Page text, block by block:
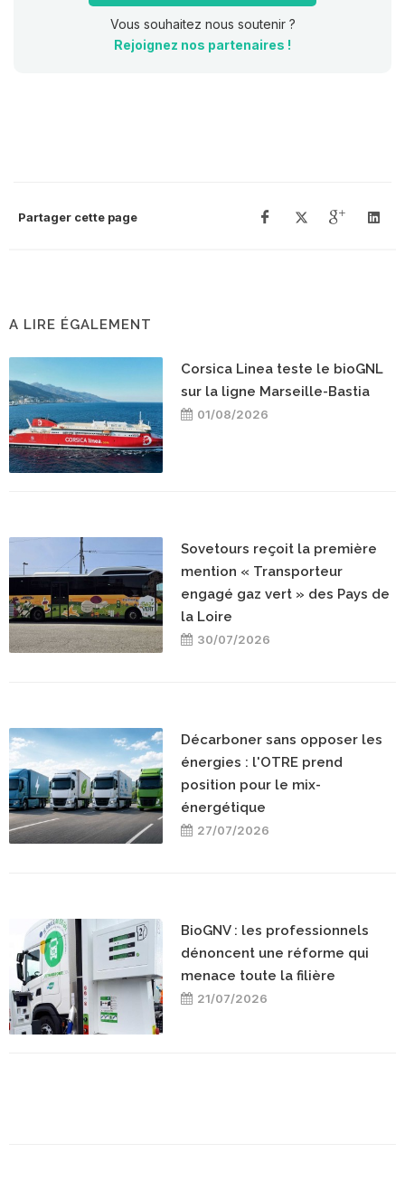
Vous souhaitez nous soutenir ?
Rejoignez nos partenaires !
Partager cette page
A LIRE ÉGALEMENT
Corsica Linea teste le bioGNL
sur la ligne Marseille-Bastia
01/08/2026
Sovetours reçoit la première
mention « Transporteur
engagé gaz vert » des Pays de
la Loire
30/07/2026
Décarboner sans opposer les
énergies : l'OTRE prend
position pour le mix-
énergétique
27/07/2026
BioGNV : les professionnels
dénoncent une réforme qui
menace toute la filière
21/07/2026